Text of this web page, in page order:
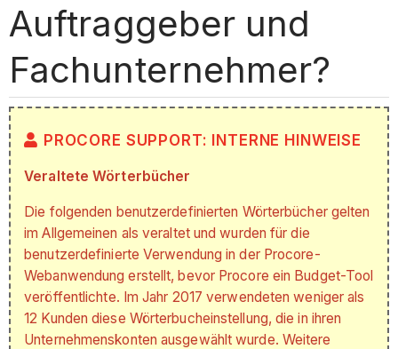
Auftraggeber und
Fachunternehmer?
PROCORE SUPPORT: INTERNE HINWEISE
Veraltete Wörterbücher
Die folgenden benutzerdefinierten Wörterbücher gelten
im Allgemeinen als veraltet und wurden für die
benutzerdefinierte Verwendung in der Procore-
Webanwendung erstellt, bevor Procore ein Budget-Tool
veröffentlichte. Im Jahr 2017 verwendeten weniger als
12 Kunden diese Wörterbucheinstellung, die in ihren
Unternehmenskonten ausgewählt wurde. Weitere